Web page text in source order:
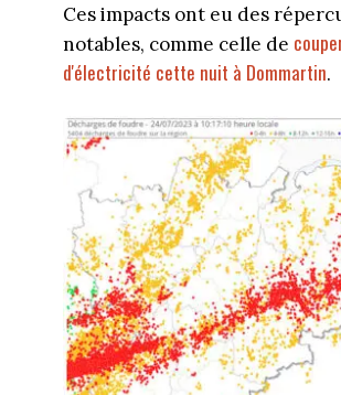
Ces impacts ont eu des
notables, comme celle de
d'électricité cette nuit à Dommartin.